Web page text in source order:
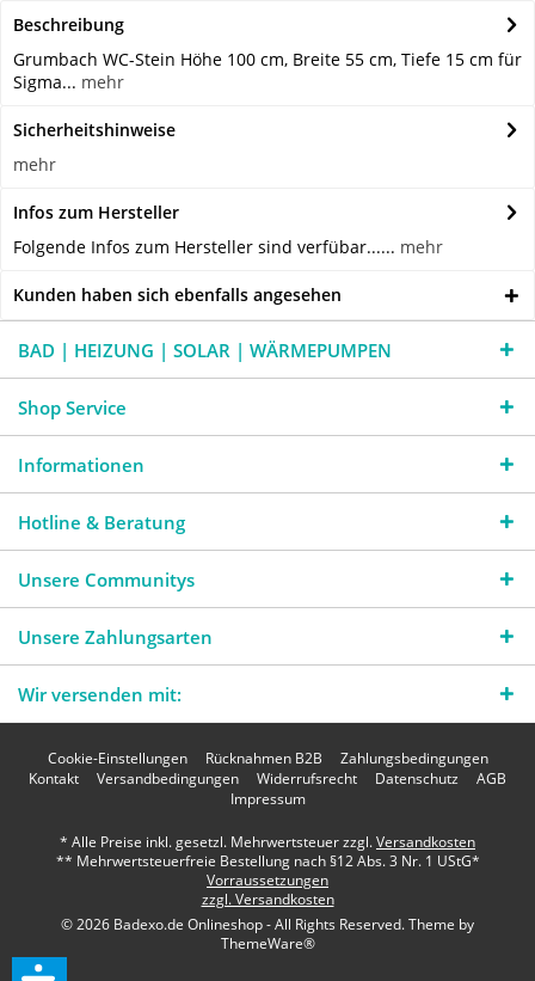
Beschreibung
Grumbach WC-Stein Höhe 100 cm, Breite 55 cm, Tiefe 15 cm für
Sigma... mehr
Sicherheitshinweise
mehr
Infos zum Hersteller
Folgende Infos zum Hersteller sind verfübar...... mehr
Kunden haben sich ebenfalls angesehen
BAD | HEIZUNG | SOLAR | WÄRMEPUMPEN
Shop Service
Informationen
Hotline & Beratung
Unsere Communitys
Unsere Zahlungsarten
Wir versenden mit:
Cookie-Einstellungen Rücknahmen B2B
Zahlungsbedingungen
Kontakt
Versandbedingungen Widerrufsrecht Datenschutz
AGB
Impressum
* Alle Preise inkl. gesetzl. Mehrwertsteuer zzgl.Versandkosten
** Mehrwertsteuerfreie Bestellung nach §12 Abs. 3 Nr. 1 UStG*
Vorraussetzungen
zzgl. Versandkosten
© 2026 Badexo.de Onlineshop - All Rights Reserved. Theme by
ThemeWare®